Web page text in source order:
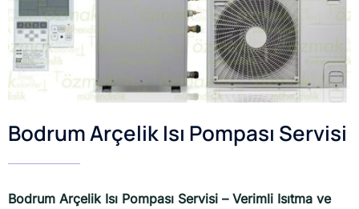
Bodrum Arçelik Isı Pompası Servisi
Bodrum Arçelik Isı Pompası Servisi – Verimli Isıtma ve